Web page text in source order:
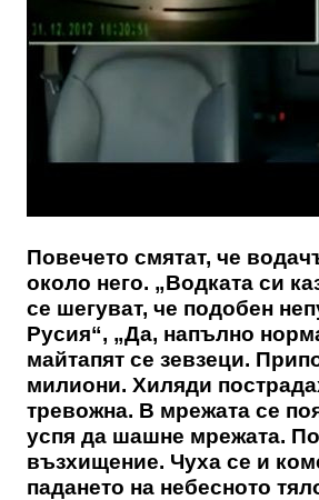
Повечето смятат, че
около него. „Водката си
се шегуват, че подобен
Русия“, „Да, напълно
майтапят се зевзеци.
милиони. Хиляди
тревожна. В мрежата се
успя да шашне мрежата.
възхищение. Чуха се и
падането на небесното